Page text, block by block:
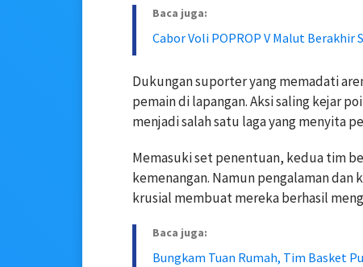
Baca juga:
Cabor Voli POPROP V Malut Berakhir
Dukungan suporter yang memadati
pemain di lapangan. Aksi saling kejar
menjadi salah satu laga yang menyita
Memasuki set penentuan, kedua tim
kemenangan. Namun pengalaman
krusial membuat mereka berhasil
Baca juga:
Bungkam Tuan Rumah, Tim Basket